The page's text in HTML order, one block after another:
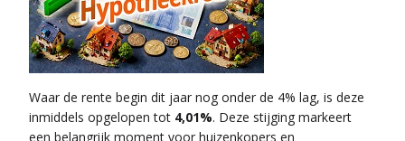
Waar de rente begin dit jaar nog onder de 4% lag, is deze
inmiddels opgelopen tot 4,01%. Deze stijging markeert
een belangrijk moment voor huizenkopers en